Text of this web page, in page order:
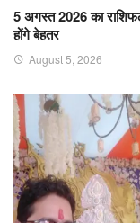
5 अगस्त 2026 का
होंगे बेहतर
August 5, 2026